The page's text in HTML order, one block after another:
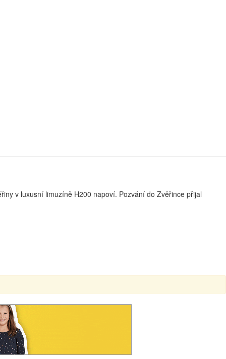
v luxusní limuzíně H200 napoví. Pozvání do Zvěřince přijal